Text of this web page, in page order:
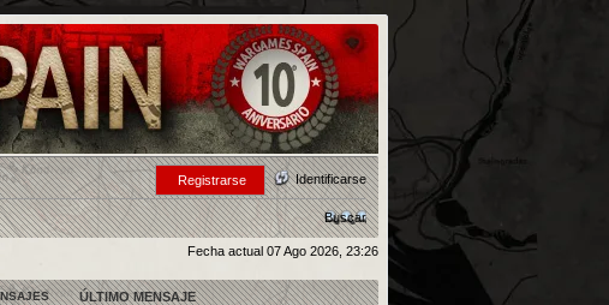
Identificarse
Registrarse
Buscar
Fecha actual 07 Ago 2026, 23:26
ÚLTIMO MENSAJE